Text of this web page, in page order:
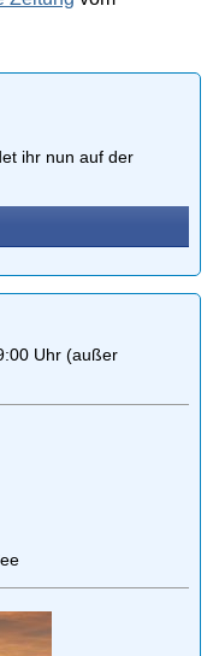
ihr nun auf der
Uhr (außer